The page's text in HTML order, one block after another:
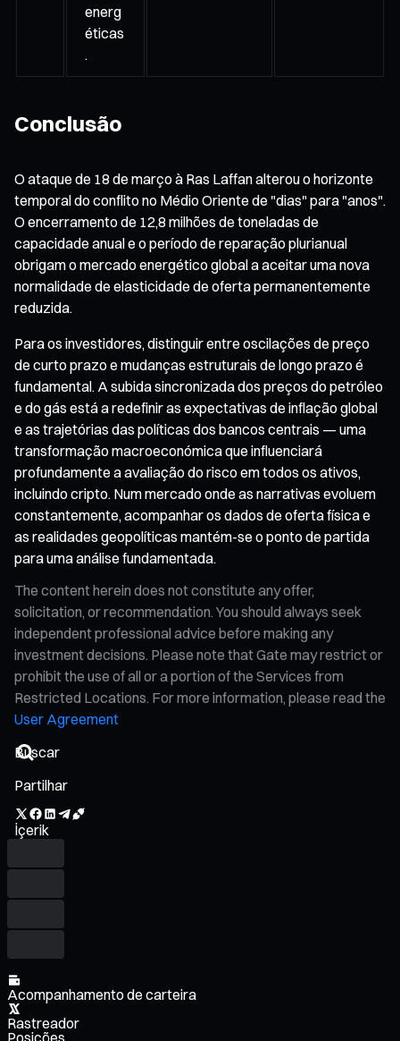
energ
éticas
.
Conclusão
O ataque de 18 de março à Ras Laffan alterou o horizonte
temporal do conflito no Médio Oriente de "dias" para "anos".
O encerramento de 12,8 milhões de toneladas de
capacidade anual e o período de reparação plurianual
obrigam o mercado energético global a aceitar uma nova
normalidade de elasticidade de oferta permanentemente
reduzida.
Para os investidores, distinguir entre oscilações de preço
de curto prazo e mudanças estruturais de longo prazo é
fundamental. A subida sincronizada dos preços do petróleo
e do gás está a redefinir as expectativas de inflação global
e as trajetórias das políticas dos bancos centrais — uma
transformação macroeconómica que influenciará
profundamente a avaliação do risco em todos os ativos,
incluindo cripto. Num mercado onde as narrativas evoluem
constantemente, acompanhar os dados de oferta física e
as realidades geopolíticas mantém-se o ponto de partida
para uma análise fundamentada.
The content herein does not constitute any offer,
solicitation, or recommendation. You should always seek
independent professional advice before making any
investment decisions. Please note that Gate may restrict or
prohibit the use of all or a portion of the Services from
Restricted Locations. For more information, please read the
User Agreement
Partilhar
İçerik
Acompanhamento de carteira
Rastreador
Posições